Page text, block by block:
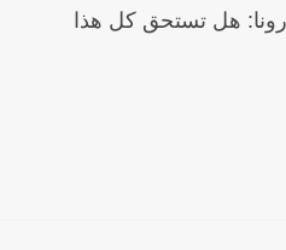
هل تستحق كل هذا